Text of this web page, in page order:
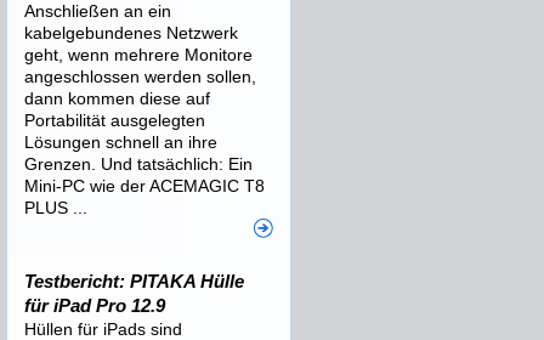
Anschließen an ein
kabelgebundenes Netzwerk
geht, wenn mehrere Monitore
angeschlossen werden sollen,
dann kommen diese auf
Portabilität ausgelegten
Lösungen schnell an ihre
Grenzen. Und tatsächlich: Ein
Mini-PC wie der ACEMAGIC T8
PLUS ...
Testbericht: PITAKA Hülle
für iPad Pro 12.9
Hüllen für iPads sind